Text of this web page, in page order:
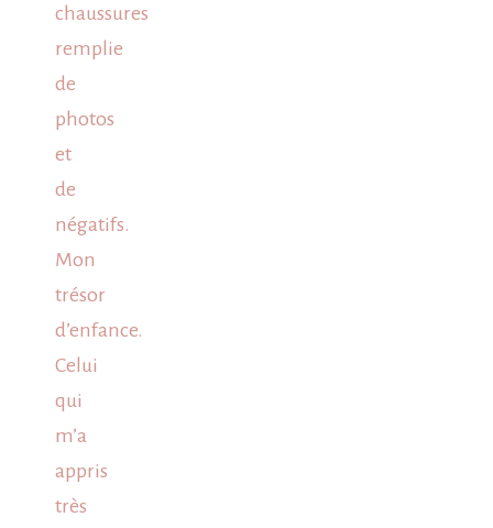
chaussures
remplie
de
photos
et
de
négatifs.
Mon
trésor
d’enfance.
Celui
qui
m’a
appris
très